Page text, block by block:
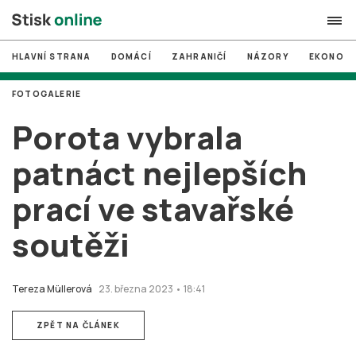
search
# MUNI
# Brno
# volby
login PŘIHLÁSIT SE
Zapomněli jste heslo?
HLAVNÍ STRANA DOMÁCÍ ZAHRANIČÍ NÁZORY
Porota vybrala
patnáct nejlepších
prací ve stavařské
soutěži
Tereza Müllerová 23. března 2023 • 18:41
FOTOGALERIE
ZPĚT NA ČLÁNEK